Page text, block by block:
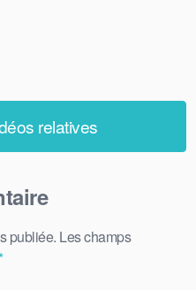
relatives
publiée. Les champs